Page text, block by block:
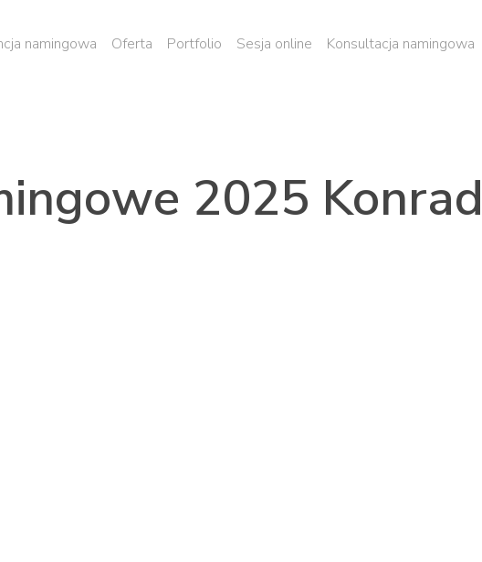
namingowa Oferta Portfolio Sesja online Konsultacja namingowa
2025